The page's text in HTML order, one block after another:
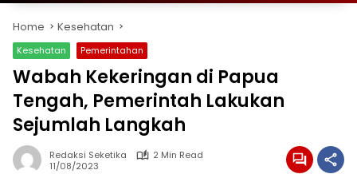
Home Kesehatan
Kesehatan Pemerintahan
Wabah Kekeringan di Papua
Tengah, Pemerintah Lakukan
Sejumlah Langkah
Redaksi Seketika
2 Min Read
11/08/2023